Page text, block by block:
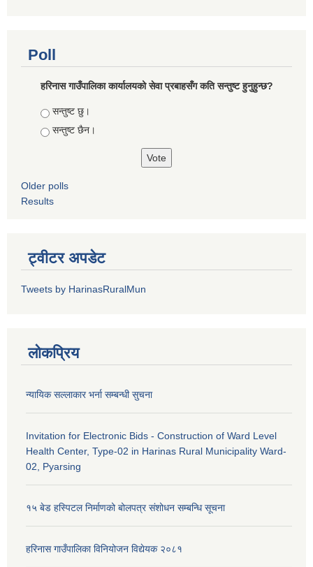
Poll
हरिनास गाउँपालिका कार्यालयको सेवा प्रबाहसँग कति सन्तुष्ट हुनुहुन्छ?
Choices
सन्तुष्ट छु।
सन्तुष्ट छैन।
Older polls
Results
ट्वीटर अपडेट
Tweets by HarinasRuralMun
लोकप्रिय
न्यायिक सल्लाकार भर्ना सम्बन्धी सुचना
Invitation for Electronic Bids - Construction of Ward Level
Health Center, Type-02 in Harinas Rural Municipality Ward-
02, Pyarsing
१५ बेड हस्पिटल निर्माणको बोलपत्र संशोधन सम्बन्धि सूचना
हरिनास गाउँपालिका विनियोजन विद्येयक २०८१